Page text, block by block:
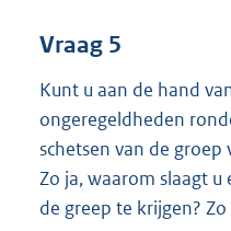
Vraag 5
Kunt u aan de hand
ongeregeldheden
schetsen van de
Zo ja, waarom slaagt
de greep te krijgen?